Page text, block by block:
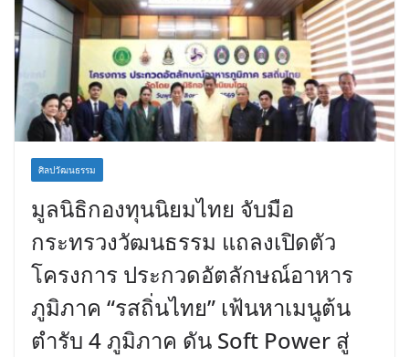
ศิลปวัฒนธรรม
มูลนิธิกองทุนนิยมไทย จับมือ
กระทรวงวัฒนธรรม แถลงเปิดตัว
โครงการ ประกวดอัตลักษณ์อาหาร
ภูมิภาค “รสถิ่นไทย” เฟ้นหาเมนูต้น
ตำรับ 4 ภูมิภาค ดัน Soft Power สู่